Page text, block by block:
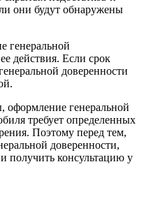
они будут обнаружены
генеральной
действия. Если срок
доверенности
оформление генеральной
требует определенных
Поэтому перед тем,
доверенности,
получить консультацию у